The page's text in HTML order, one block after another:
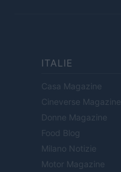
ITALIE
Casa Magazine
Cineverse Magazine
Donne Magazine
Food Blog
Milano Notizie
Motor Magazine